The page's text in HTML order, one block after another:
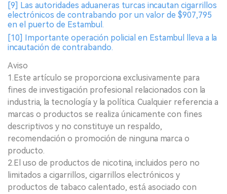
[9] Las autoridades aduaneras turcas incautan cigarrillos
electrónicos de contrabando por un valor de $907,795
en el puerto de Estambul.
[10] Importante operación policial en Estambul lleva a la
incautación de contrabando.
Aviso
1.Este artículo se proporciona exclusivamente para
fines de investigación profesional relacionados con la
industria, la tecnología y la política. Cualquier referencia a
marcas o productos se realiza únicamente con fines
descriptivos y no constituye un respaldo,
recomendación o promoción de ninguna marca o
producto.
2.El uso de productos de nicotina, incluidos pero no
limitados a cigarrillos, cigarrillos electrónicos y
productos de tabaco calentado, está asociado con